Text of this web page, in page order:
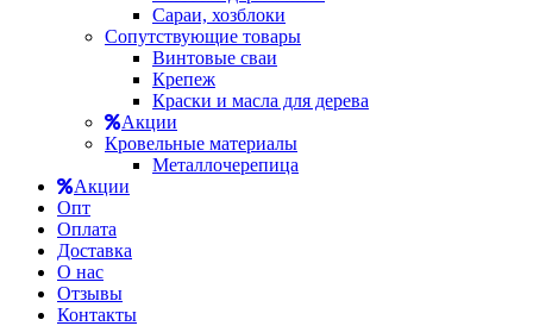
Сараи, хозблоки
Сопутствующие товары
Винтовые сваи
Крепеж
Краски и масла для дерева
Акции
Кровельные материалы
Металлочерепица
Акции
Опт
Оплата
Доставка
О нас
Отзывы
Контакты